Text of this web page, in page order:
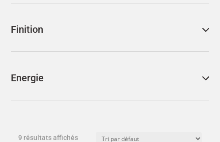
Finition
Energie
9 résultats affichés